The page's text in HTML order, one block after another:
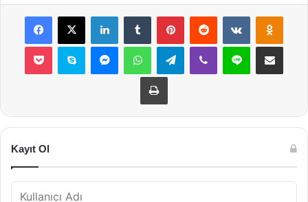
Facebook
X LinkedInTumblr PinterestReddit VKontakte
Pocket Skype MessengerWhatsAppTelegramViber Line E-Posta ile
Yazdır
Kayıt Ol